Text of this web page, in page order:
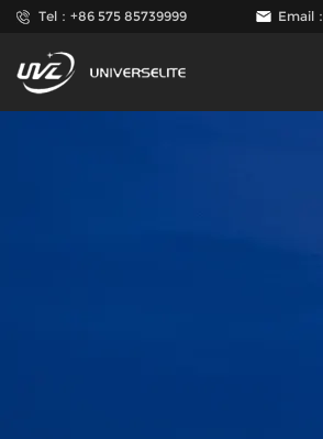
Tel：+86 575 85739999 Email：